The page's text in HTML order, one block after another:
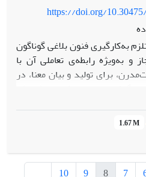
شد. هدف از تحقیق حاضر آن
برجسته‌ی مورد قبول
تعریفی عملیاتی برای گزینش
استادان علاقه‌مند بتوانند
را با نتایج حاصل از این پژوهش
باشند.
https://doi.org/
به‌کارگیری فنون بلاغی گوناگون
به‌و‌یژه رابطه‌ی تعاملی آن با
برای تولید و بیان معنا، در
نگرفته است. هدف این پژوهش
فنون بلاغی در تولید و انتقال
آن در معماری پست‌مدرن است.
شرایط تحقق فنون بلاغی مجاز و
برای ایجاد دو فن دیگر ایهام و
1.67 M
7
8
9
10